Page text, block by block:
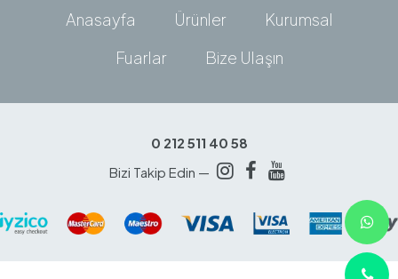
Anasayfa Ürünler
Kurumsal
Fuarlar
Bize Ulaşın
0 212 511 40 58
Bizi Takip Edin —